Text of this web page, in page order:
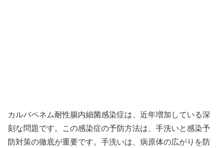
カルバペネム耐性腸内細菌感染症は、近年増加している深
刻な問題です。この感染症の予防方法は、手洗いと感染予
防対策の徹底が重要です。手洗いは、病原体の広がりを防